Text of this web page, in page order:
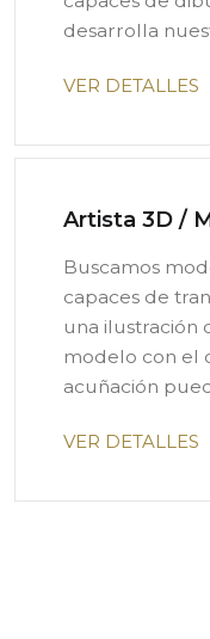
desarrolla
VER DETALLES
Artista 3D /
Buscamos
capaces de
una ilustración
modelo con el
acuñación
VER DETALLES